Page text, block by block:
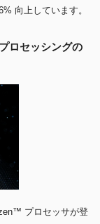
向上しています。
ロセッシングの
プロセッサが登